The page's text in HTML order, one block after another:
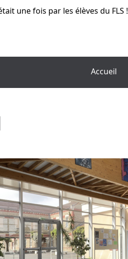
une fois par les élèves du FLS !
Accueil